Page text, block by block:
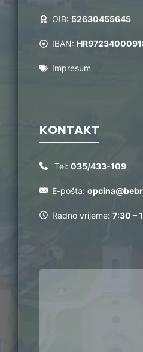
OIB: 52630455645
IBAN:
Impresum
KONTAKT
Tel: 035/433-109
E-pošta:
Radno vrijeme: 7:30 –